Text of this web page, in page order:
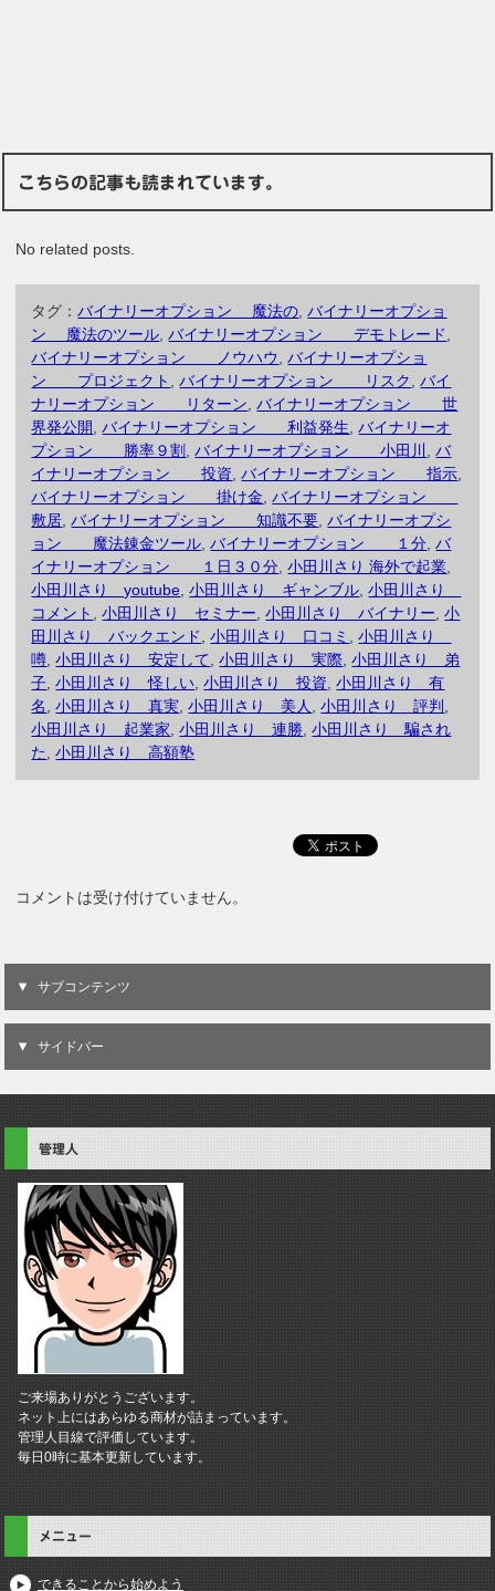
こちらの記事も読まれています。
No related posts.
タグ：バイナリーオプション 魔法の,バイナリーオプショ
ン 魔法のツール,バイナリーオプション デモトレード,
バイナリーオプション ノウハウ,バイナリーオプショ
ン プロジェクト ,バイナリーオプション リスク,バイ
ナリーオプション リターン,バイナリーオプション 世
界発公開,バイナリーオプション 利益発生,バイナリーオ
プション 勝率９割 ,バイナリーオプション 小田川 ,バ
イナリーオプション 投資,バイナリーオプション 指示,
バイナリーオプション 掛け金,バイナリーオプション
敷居,バイナリーオプション 知識不要,バイナリーオプシ
ョン 魔法錬金ツール,バイナリーオプション １分,バ
イナリーオプション １日３０分,小田川さり 海外で起業,
小田川さり youtube,小田川さり ギャンブル,小田川さり
コメント ,小田川さり セミナー,小田川さり バイナリー,小
田川さり バックエンド,小田川さり 口コミ ,小田川さり
噂,小田川さり 安定して,小田川さり 実際,小田川さり 弟
子,小田川さり 怪しい,小田川さり 投資,小田川さり 有
名,小田川さり 真実,小田川さり 美人,小田川さり 評判 ,
小田川さり 起業家,小田川さり 連勝,小田川さり 騙され
た,小田川さり 高額塾
コメントは受け付けていません。
サブコンテンツ
サイドバー
管理人
ご来場ありがとうございます。
ネット上にはあらゆる商材が詰まっています。
管理人目線で評価しています。
毎日0時に基本更新しています。
メニュー
できることから始めよう